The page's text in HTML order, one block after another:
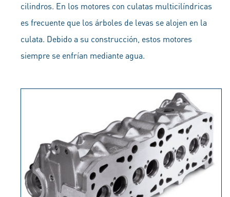
cilindros. En los motores con culatas multicilíndricas
es frecuente que los árboles de levas se alojen en la
culata. Debido a su construcción, estos motores
siempre se enfrían mediante agua.